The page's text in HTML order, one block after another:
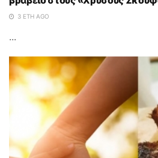
3 ΈΤΗ AGO
...